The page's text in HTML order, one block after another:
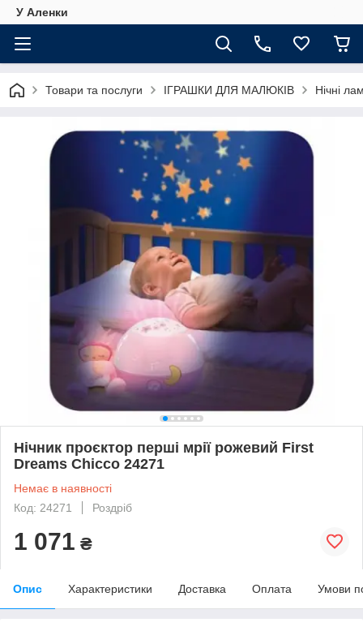
У Аленки
Товари та послуги ІГРАШКИ ДЛЯ МАЛЮКІВ Нічні
Нічник проєктор перші мрії рожевий First
Dreams Chicco 24271
Немає в наявності
Код: 24271
Роздріб
1 071 ₴
Опис Характеристики Доставка Оплата Умови